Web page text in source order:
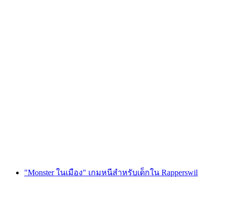
"Monster ในเมือง" เกมหนีสำหรับเด็กใน Rapperswil